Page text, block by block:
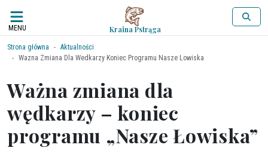
MENU Kraina Pstrąga
Strona główna
Aktualności
Wazna Zmiana Dla Wedkarzy Koniec Programu Nasze Lowiska
Ważna zmiana dla
wędkarzy – koniec
programu „Nasze Łowiska”